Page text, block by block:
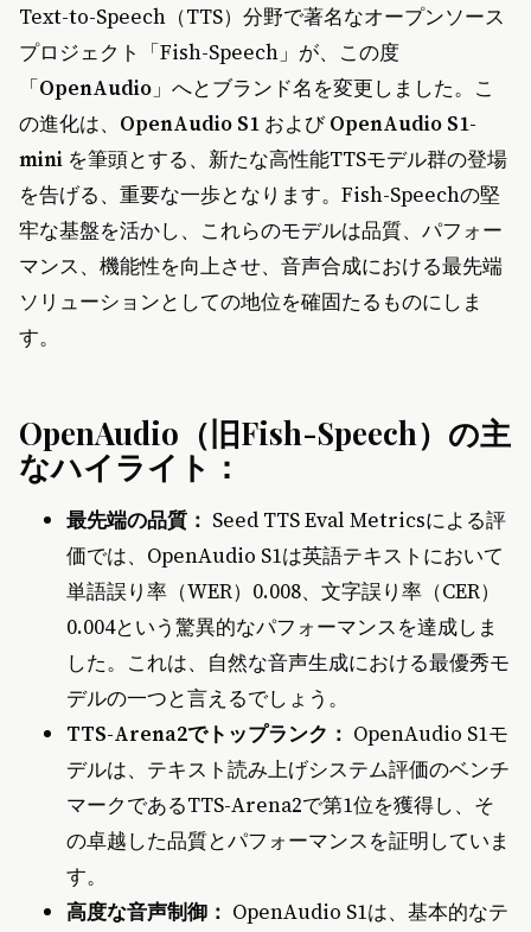
Text-to-Speech（TTS）分野で著名なオープンソース
プロジェクト「Fish-Speech」が、この度
「OpenAudio 」へとブランド名を変更しました。こ
の進化は、 OpenAudio S1 および OpenAudio S1-
mini を筆頭とする、新たな高性能TTSモデル群の登場
を告げる、重要な一歩となります。Fish-Speechの堅
牢な基盤を活かし、これらのモデルは品質、パフォー
マンス、機能性を向上させ、音声合成における最先端
ソリューションとしての地位を確固たるものにしま
す。
OpenAudio（旧Fish-Speech）の主
なハイライト：
最先端の品質： Seed TTS Eval Metricsによる評
価では、OpenAudio S1は英語テキストにおいて
単語誤り率（WER）0.008、文字誤り率（CER）
0.004という驚異的なパフォーマンスを達成しま
した。これは、自然な音声生成における最優秀モ
デルの一つと言えるでしょう。
TTS-Arena2でトップランク： OpenAudio S1モ
デルは、テキスト読み上げシステム評価のベンチ
マークであるTTS-Arena2で第1位を獲得し、そ
の卓越した品質とパフォーマンスを証明していま
す。
高度な音声制御： OpenAudio S1は、基本的なテ